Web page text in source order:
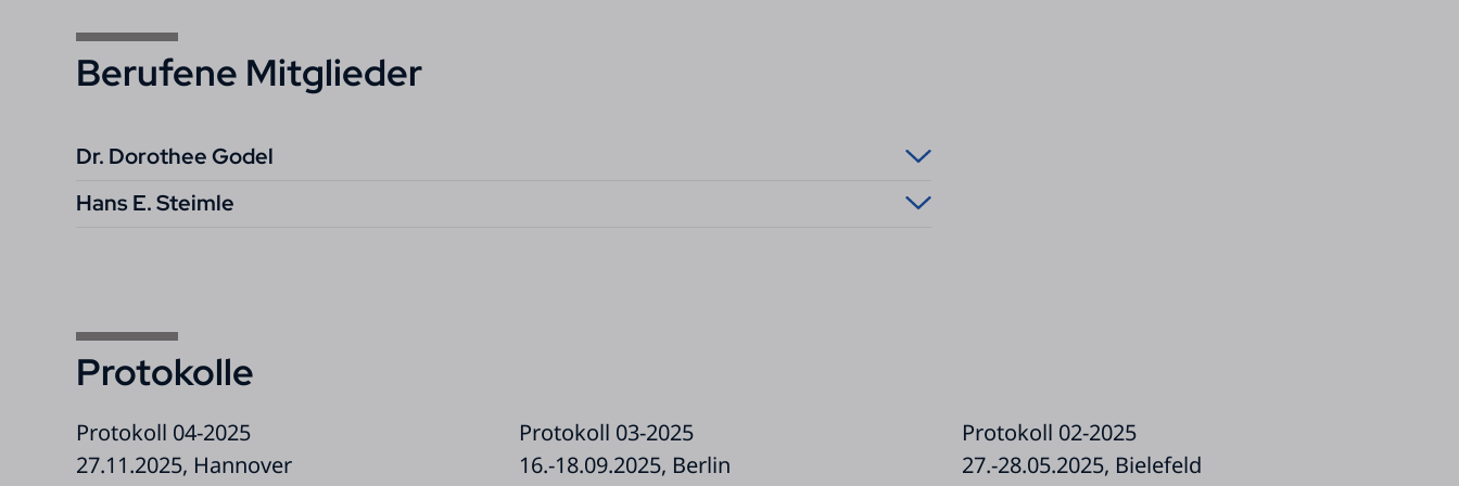
Berufene Mitglieder
Dr. Dorothee Godel
Hans E. Steimle
Protokolle
Protokoll 04-2025
27.11.2025, Hannover
Protokoll 03-2025
16.-18.09.2025, Berlin
Protokoll 02-2025
27.-28.05.2025, Bielefeld